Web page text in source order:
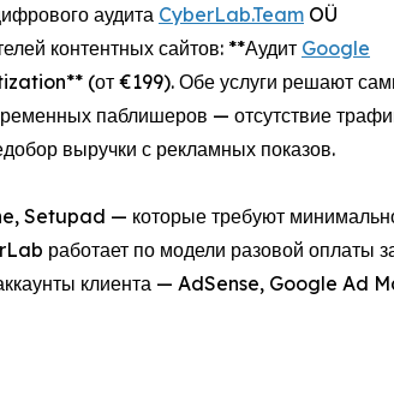
аудита CyberLab.Team OÜ
контентных сайтов: **Аудит Google
(от €199). Обе услуги решают
паблишеров — отсутствие
выручки с рекламных показов.
Setupad — которые требуют
работает по модели разовой оплаты
клиента — AdSense, Google Ad